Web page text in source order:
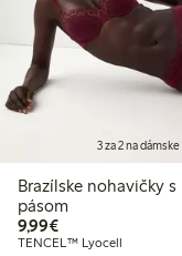
3 za 2 na
Brazílske nohavičky s
pásom
9,99€9,99 €
TENCEL™ Lyocell